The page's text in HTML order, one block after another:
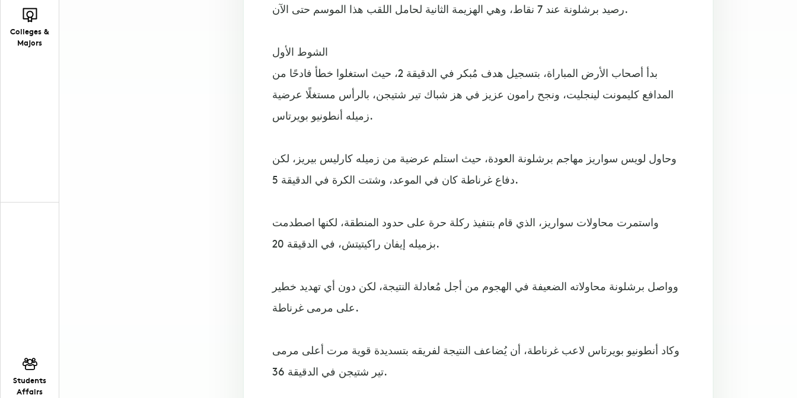
Colleges &
Majors
Students
Affairs
رصيد برشلونة عند 7 نقاط، وهي الهزيمة الثانية لحامل اللقب هذا الموسم حتى الآن.
الشوط الأول
بدأ أصحاب الأرض المباراة، بتسجيل هدف مُبكر في الدقيقة 2، حيث استغلوا خطأ فادحًا من
المدافع كليمونت لينجليت، ونجح رامون عزيز في هز شباك تير شتيجن، بالرأس مستغلًا عرضية
زميله أنطونيو بويرتاس.
وحاول لويس سواريز مهاجم برشلونة العودة، حيث استلم عرضية من زميله كارليس بيريز، لكن
دفاع غرناطة كان في الموعد، وشتت الكرة في الدقيقة 5.
واستمرت محاولات سواريز، الذي قام بتنفيذ ركلة حرة على حدود المنطقة، لكنها اصطدمت
بزميله إيفان راكيتيتش، في الدقيقة 20.
وواصل برشلونة محاولاته الضعيفة في الهجوم من أجل مُعادلة النتيجة، لكن دون أي تهديد خطير
على مرمى غرناطة.
وكاد أنطونيو بويرتاس لاعب غرناطة، أن يُضاعف النتيجة لفريقه بتسديدة قوية مرت أعلى مرمى
تير شتيجن في الدقيقة 36.